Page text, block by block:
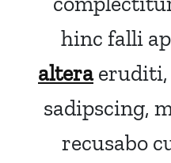
hinc falli
alteraeruditi,
sadipscing,
recusabo